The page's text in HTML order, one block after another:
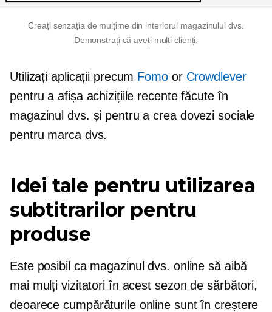
Creați senzația de mulțime din interiorul magazinului dvs.
Demonstrați că aveți mulți clienți.
Utilizați aplicații precum Fomoor Crowdlever
pentru a afișa achizițiile recente făcute în
magazinul dvs. și pentru a crea dovezi sociale
pentru marca dvs.
Idei tale pentru utilizarea
subtitrarilor pentru
produse
Este posibil ca magazinul dvs. online să aibă
mai mulți vizitatori în acest sezon de sărbători,
deoarece cumpărăturile online sunt în creștere